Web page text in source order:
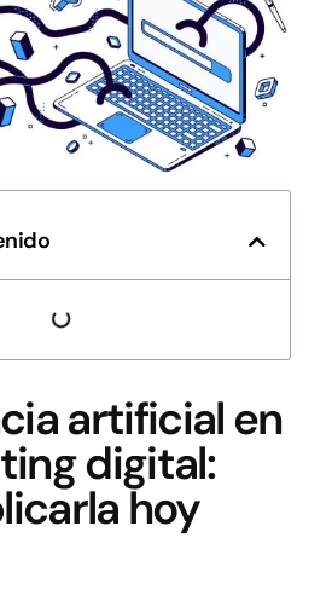
artificial en
digital:
hoy